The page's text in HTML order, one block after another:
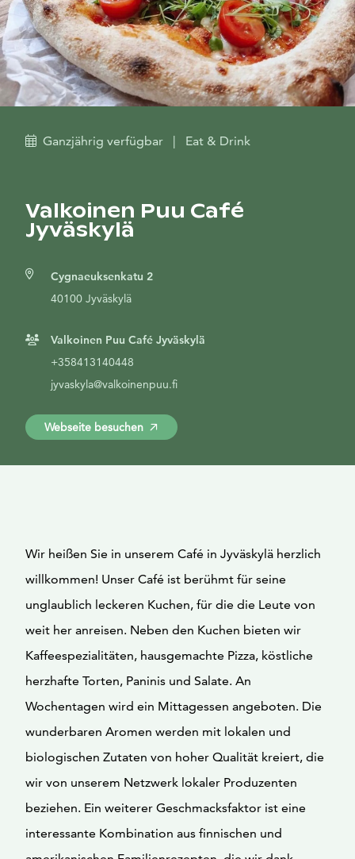
Ganzjährig verfügbar | Eat & Drink
Valkoinen Puu Café
Jyväskylä
Cygnaeuksenkatu 2
40100 Jyväskylä
Valkoinen Puu Café Jyväskylä
+358413140448
jyvaskyla@valkoinenpuu.fi
Webseite besuchen
Wir heißen Sie in unserem Café in Jyväskylä herzlich
willkommen! Unser Café ist berühmt für seine
unglaublich leckeren Kuchen, für die die Leute von
weit her anreisen. Neben den Kuchen bieten wir
Kaffeespezialitäten, hausgemachte Pizza, köstliche
herzhafte Torten, Paninis und Salate. An
Wochentagen wird ein Mittagessen angeboten. Die
wunderbaren Aromen werden mit lokalen und
biologischen Zutaten von hoher Qualität kreiert, die
wir von unserem Netzwerk lokaler Produzenten
beziehen. Ein weiterer Geschmacksfaktor ist eine
interessante Kombination aus finnischen und